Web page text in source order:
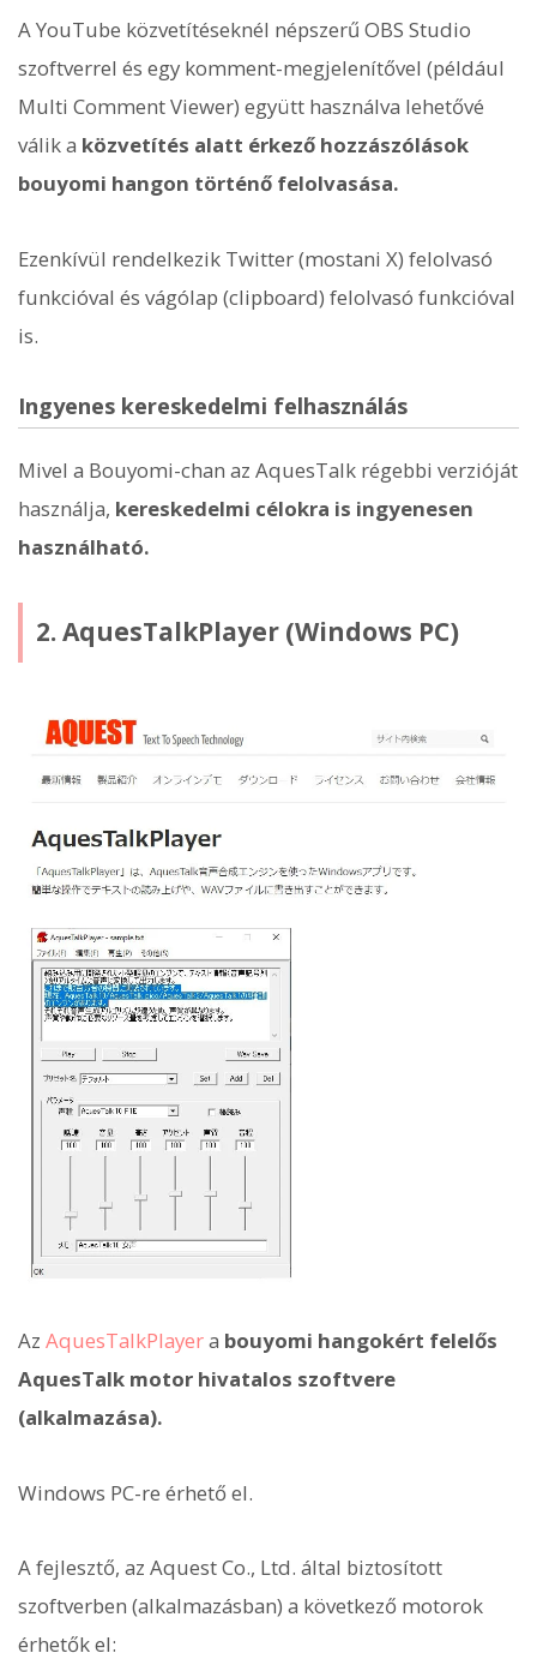
A YouTube közvetítéseknél népszerű OBS Studio
szoftverrel és egy komment-megjelenítővel (például
Multi Comment Viewer) együtt használva lehetővé
válik a közvetítés alatt érkező hozzászólások
bouyomi hangon történő felolvasása.
Ezenkívül rendelkezik Twitter (mostani X) felolvasó
funkcióval és vágólap (clipboard) felolvasó funkcióval
is.
Ingyenes kereskedelmi felhasználás
Mivel a Bouyomi-chan az AquesTalk régebbi verzióját
használja, kereskedelmi célokra is ingyenesen
használható.
2. AquesTalkPlayer (Windows PC)
Az AquesTalkPlayera bouyomi hangokért felelős
AquesTalk motor hivatalos szoftvere
(alkalmazása).
Windows PC-re érhető el.
A fejlesztő, az Aquest Co., Ltd. által biztosított
szoftverben (alkalmazásban) a következő motorok
érhetők el: